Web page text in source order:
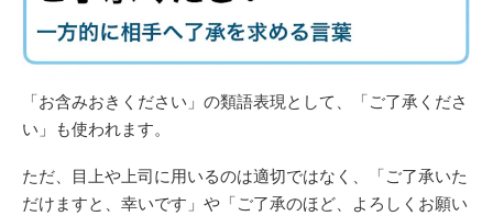
「お含みおきください」の類語表現として、「ご了承くださ
い」も使われます。
ただ、目上や上司に用いるのは適切ではなく、「ご了承いた
だけますと、幸いです」や「ご了承のほど、よろしくお願い